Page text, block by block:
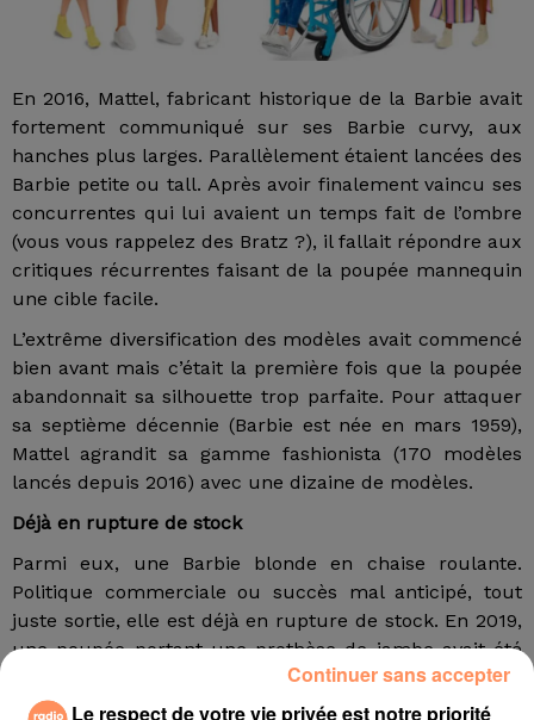
En 2016, Mattel, fabricant historique de la Barbie avait
fortement communiqué sur ses Barbie curvy, aux
hanches plus larges. Parallèlement étaient lancées des
Barbie petite ou tall. Après avoir finalement vaincu ses
concurrentes qui lui avaient un temps fait de l’ombre
(vous vous rappelez des Bratz ?), il fallait répondre aux
critiques récurrentes faisant de la poupée mannequin
une cible facile.
L’extrême diversification des modèles avait commencé
bien avant mais c’était la première fois que la poupée
abandonnait sa silhouette trop parfaite. Pour attaquer
sa septième décennie (Barbie est née en mars 1959),
Mattel agrandit sa gamme fashionista (170 modèles
lancés depuis 2016) avec une dizaine de modèles.
Déjà en rupture de stock
Parmi eux, une Barbie blonde en chaise roulante.
Politique commerciale ou succès mal anticipé, tout
juste sortie, elle est déjà en rupture de stock. En 2019,
une poupée portant une prothèse de jambe avait été
éditée, réalisée en collaboration avec Jordan Reeves,
une préado de 12 ans portant elle-même une prothèse
Le respect de votre vie privée est notre priorité
Continuer sans accepter